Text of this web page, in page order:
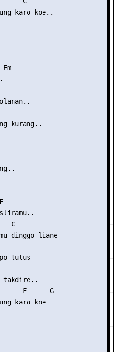
karo koe..
kurang..
C
dinggo liane
tulus
takdire..
F      G
karo koe..